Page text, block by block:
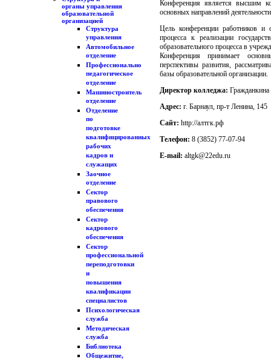
органы управления
образовательной
организацией
Структура
управления
Автомобильное
отделение
Профессионально-
педагогическое
отделение
Машиностроительное
отделение
Отделение
по
подготовке
квалифицированных
рабочих
кадров и
служащих
Заочное
отделение
Сектор
правового
обеспечения
Сектор
кадрового
обеспечения
Сектор
профессиональной
переподготовки
и
повышения
квалификации
специалистов
Психологическая
служба
Методическая
служба
Библиотека
Общежитие,
Конференция является высшим
основных направлений
Цель конференции работников и
процесса к реализации
образовательного процесса в
Конференция принимает
перспективы развития,
базы образовательной организации.
Директор колледжа:
Адрес: г. Барнаул, пр-т Ленина, 145
Сайт: http://алтгк.рф
Телефон: 8 (3852) 77-07-94
E-mail: altgk@22edu.ru